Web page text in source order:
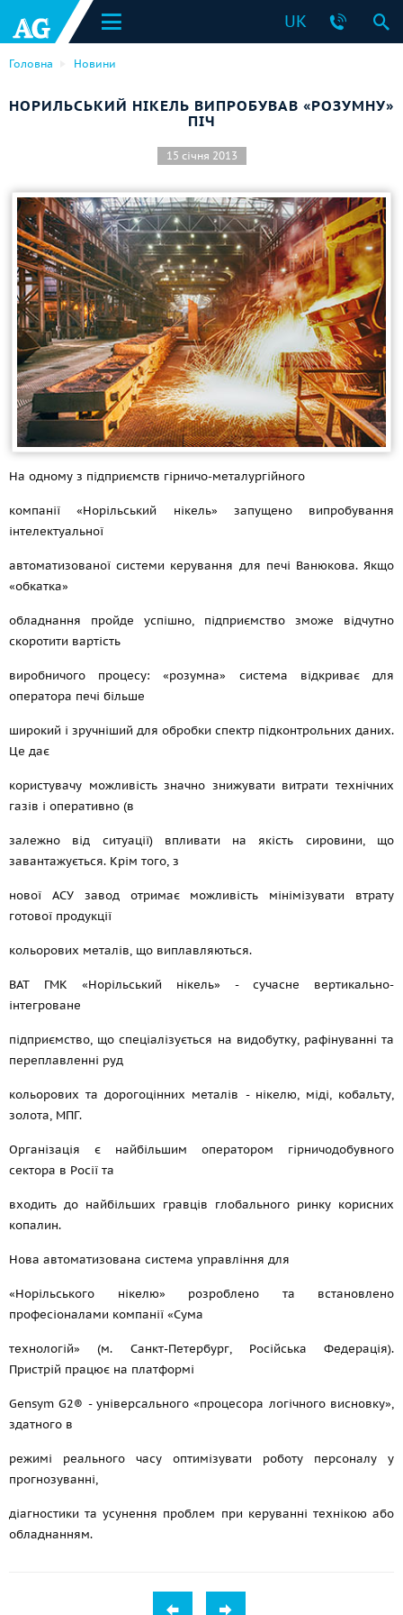
UK
Головна Новини
НОРИЛЬСЬКИЙ НІКЕЛЬ ВИПРОБУВАВ «РОЗУМНУ»
ПІЧ
15 січня 2013
На одному з підприємств гірничо-металургійного
компанії «Норільський нікель» запущено випробування
інтелектуальної
автоматизованої системи керування для печі Ванюкова. Якщо
«обкатка»
обладнання пройде успішно, підприємство зможе відчутно
скоротити вартість
виробничого процесу: «розумна» система відкриває для
оператора печі більше
широкий і зручніший для обробки спектр підконтрольних даних.
Це дає
користувачу можливість значно знижувати витрати технічних
газів і оперативно (в
залежно від ситуації) впливати на якість сировини, що
завантажується. Крім того, з
нової АСУ завод отримає можливість мінімізувати втрату
готової продукції
кольорових металів, що виплавляються.
ВАТ ГМК «Норільський нікель» - сучасне вертикально-
інтегроване
підприємство, що спеціалізується на видобутку, рафінуванні та
переплавленні руд
кольорових та дорогоцінних металів - нікелю, міді, кобальту,
золота, МПГ.
Організація є найбільшим оператором гірничодобувного
сектора в Росії та
входить до найбільших гравців глобального ринку корисних
копалин.
Нова автоматизована система управління для
«Норільського нікелю» розроблено та встановлено
професіоналами компанії «Сума
технологій» (м. Санкт-Петербург, Російська Федерація).
Пристрій працює на платформі
Gensym G2® - універсального «процесора логічного висновку»,
здатного в
режимі реального часу оптимізувати роботу персоналу у
прогнозуванні,
діагностики та усунення проблем при керуванні технікою або
обладнанням.